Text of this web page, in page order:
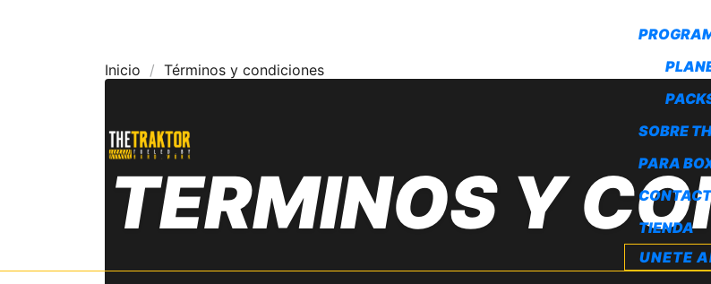
SOBRE
PARA
TIENDA
UNETE
Inicio
Términos y condiciones
TERMINOS Y